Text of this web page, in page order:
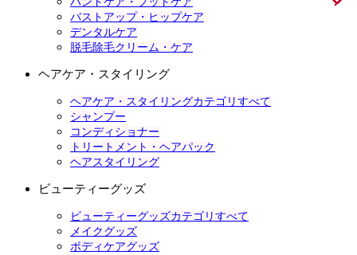
バストアップ・ヒップケア
デンタルケア
脱毛除毛クリーム・ケア
ヘアケア・スタイリング
ヘアケア・スタイリングカテゴリすべて
シャンプー
コンディショナー
トリートメント・ヘアパック
ヘアスタイリング
ビューティーグッズ
ビューティーグッズカテゴリすべて
メイクグッズ
ボディケアグッズ